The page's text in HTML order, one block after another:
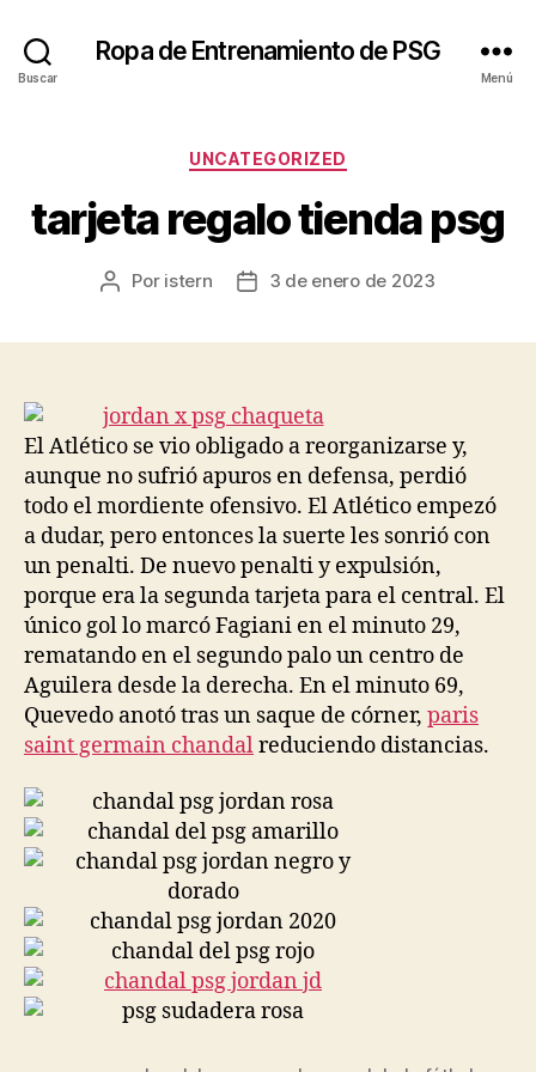
Buscar
Ropa de Entrenamiento de PSG
Menú
Categorías
UNCATEGORIZED
tarjeta regalo tienda psg
Autor
Por istern
Fecha3 de enero de 2023
El Atlético se vio obligado a reorganizarse y,
aunque no sufrió apuros en defensa, perdió
todo el mordiente ofensivo. El Atlético empezó
a dudar, pero entonces la suerte les sonrió con
un penalti. De nuevo penalti y expulsión,
porque era la segunda tarjeta para el central. El
único gol lo marcó Fagiani en el minuto 29,
rematando en el segundo palo un centro de
Aguilera desde la derecha. En el minuto 69,
Quevedo anotó tras un saque de córner, paris
saint germain chandalreduciendo distancias.